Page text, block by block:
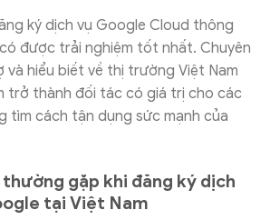
ký dịch vụ Google Cloud thông
được trải nghiệm tốt nhất. Chuyên
và hiểu biết về thị trường Việt Nam
trở thành đối tác có giá trị cho các
tìm cách tận dụng sức mạnh của
gặp khi đăng ký dịch
tại Việt Nam